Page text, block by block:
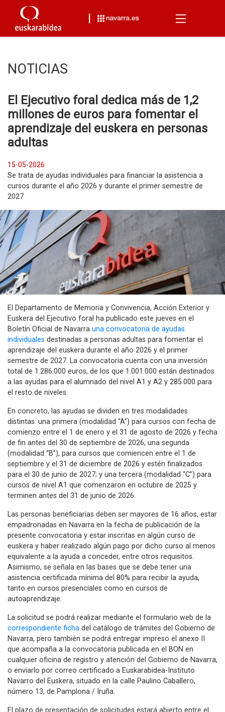
Menu
NOTICIAS
El Ejecutivo foral dedica más de 1,2
millones de euros para fomentar el
aprendizaje del euskera en personas
adultas
15-05-2026
Se trata de ayudas individuales para financiar la asistencia a
cursos durante el año 2026 y durante el primer semestre de
2027
El Departamento de Memoria y Convivencia, Acción Exterior y
Euskera del Ejecutivo foral ha publicado este jueves en el
Boletín Oficial de Navarra una convocatoria de ayudas
individuales destinadas a personas adultas para fomentar el
aprendizaje del euskera durante el año 2026 y el primer
semestre de 2027. La convocatoria cuenta con una inversión
total de 1.286.000 euros, de los que 1.001.000 están destinados
a las ayudas para el alumnado del nivel A1 y A2 y 285.000 para
el resto de niveles.
En concreto, las ayudas se dividen en tres modalidades
distintas: una primera (modalidad “A”) para cursos con fecha de
comienzo entre el 1 de enero y el 31 de agosto de 2026 y fecha
de fin antes del 30 de septiembre de 2026; una segunda
(modalidad “B”), para cursos que comiencen entre el 1 de
septiembre y el 31 de diciembre de 2026 y estén finalizados
para el 30 de junio de 2027; y una tercera (modalidad “C”) para
cursos de nivel A1 que comenzaron en octubre de 2025 y
terminen antes del 31 de junio de 2026.
Las personas beneficiarias deben ser mayores de 16 años, estar
empadronadas en Navarra en la fecha de publicación de la
presente convocatoria y estar inscritas en algún curso de
euskera y haber realizado algún pago por dicho curso al menos
equivalente a la ayuda a conceder, entre otros requisitos.
Asimismo, se señala en las bases que se debe tener una
asistencia certificada mínima del 80% para recibir la ayuda,
tanto en cursos presenciales como en cursos de
autoaprendizaje.
La solicitud se podrá realizar mediante el formulario web de la
correspondiente ficha del catálogo de trámites del Gobierno de
Navarra, pero también se podrá entregar impreso el anexo II
que acompaña a la convocatoria publicada en el BON en
cualquier oficina de registro y atención del Gobierno de Navarra,
o enviarlo por correo certificado a Euskarabidea-Instituto
Navarro del Euskera, situado en la calle Paulino Caballero,
número 13, de Pamplona / Iruña.